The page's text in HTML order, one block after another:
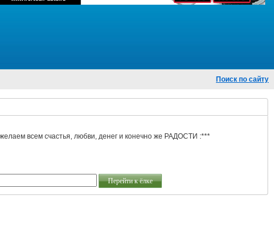
Поиск по сайту
всем счастья, любви, денег и конечно же РАДОСТИ :***
Перейти к ёлке